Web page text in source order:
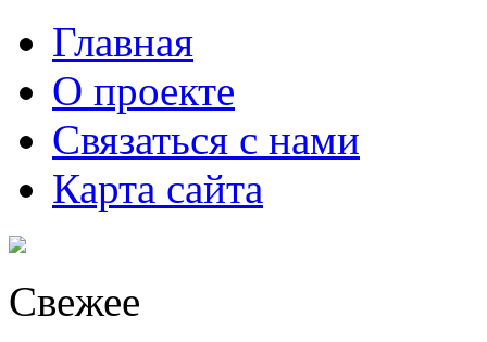
Главная
О проекте
Связаться с нами
Карта сайта
Свежее